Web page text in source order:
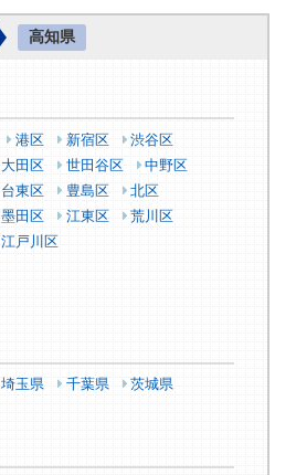
高知県
港区 新宿区
渋谷区
大田区 世田谷区
中野区
台東区 豊島区
北区
墨田区 江東区
荒川区
江戸川区
埼玉県 千葉県
茨城県